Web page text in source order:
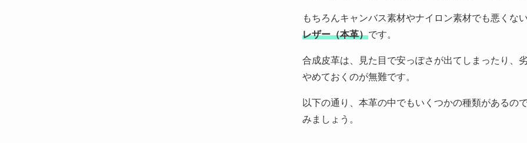
もちろんキャンバス素材やナイロン素材でも悪くな
レザー（本革）です。
合成皮革は、見た目で安っぽさが出てしまったり、
やめておくのが無難です。
以下の通り、本革の中でもいくつかの種類があるの
みましょう。